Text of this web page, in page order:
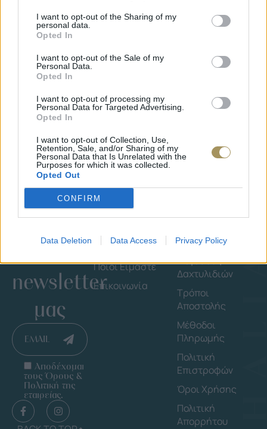
I want to opt-out of the Sharing of my
personal data.
Opted In
I want to opt-out of the Sale of my
Personal Data.
Opted In
I want to opt-out of processing my
Personal Data for Targeted Advertising.
Opted In
I want to opt-out of Collection, Use,
Retention, Sale, and/or Sharing of my
Personal Data that Is Unrelated with the
Purposes for which it was collected.
Opted Out
CONFIRM
Data Deletion Data Access Privacy Policy
ΜΟΝΌΠΕΤΡΟ ΔΑΧΤΥΛΊΔΙ ΜΕ
€1.737€
Εγγράψου
newsletter
μας
EMAIL
Αποδέχομαι
τους Όρους &
Πολιτική της
εταιρείας.
Εταιρεία
Shop By Brand
Ποιοι Είμαστε
Επικοινωνία
Οδηγός
Μεγέθους
Δαχτυλιδιών
Τρόποι
Αποστολής
Μέθοδοι
Πληρωμής
Πολιτική
Επιστροφών
Όροι Χρήσης
Πολιτική
Απορρήτου